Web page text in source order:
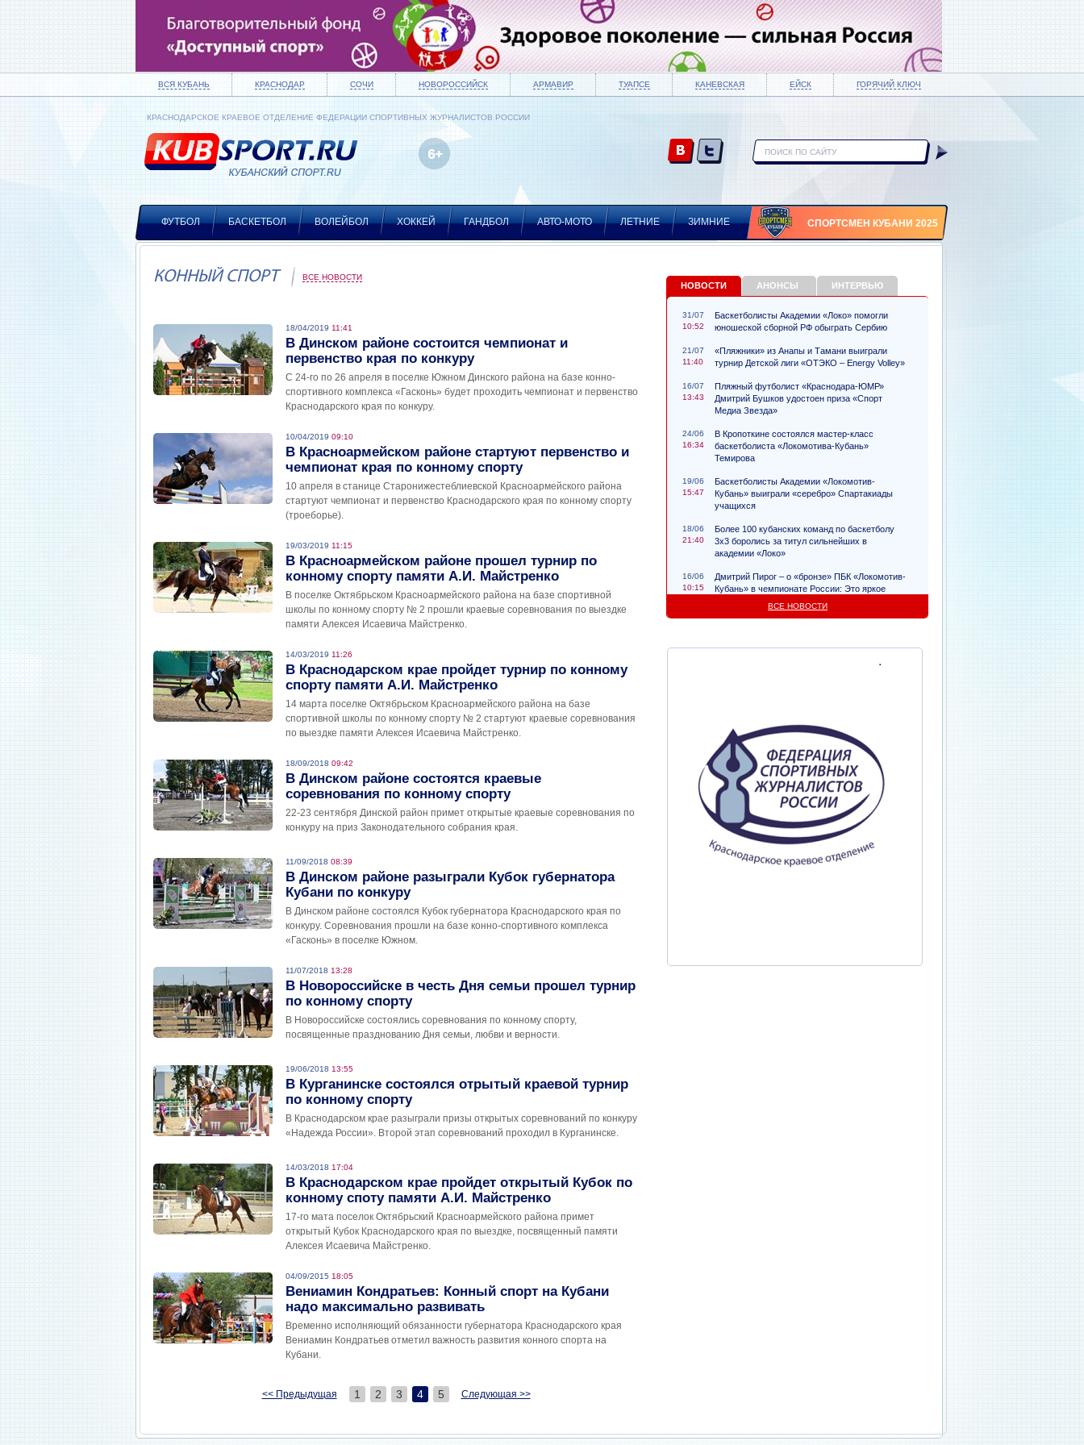
ВСЯ КУБАНЬ КРАСНОДАР СОЧИ НОВОРОССИЙСК АРМАВИР ТУАПСЕ КАНЕВСКАЯ ЕЙСК ГОРЯЧИЙ КЛЮЧ
КРАСНОДАРСКОЕ КРАЕВОЕ ОТДЕЛЕНИЕ ФЕДЕРАЦИИ СПОРТИВНЫХ ЖУРНАЛИСТОВ РОССИИ
ФУТБОЛ БАСКЕТБОЛ ВОЛЕЙБОЛ ХОККЕЙ ГАНДБОЛ АВТО-МОТО ЛЕТНИЕ ЗИМНИЕ СПОРТСМЕН КУБАНИ 2025
КОННЫЙ СПОРТ ВСЕ НОВОСТИ
18/04/2019 11:41
В Динском районе состоится чемпионат и
первенство края по конкуру
С 24-го по 26 апреля в поселке Южном Динского района на базе конно-
спортивного комплекса «Гасконь» будет проходить чемпионат и первенство
Краснодарского края по конкуру.
10/04/2019 09:10
В Красноармейском районе стартуют первенство и
чемпионат края по конному спорту
10 апреля в станице Старонижестеблиевской Красноармейского района
стартуют чемпионат и первенство Краснодарского края по конному спорту
(троеборье).
19/03/2019 11:15
В Красноармейском районе прошел турнир по
конному спорту памяти А.И. Майстренко
В поселке Октябрьском Красноармейского района на базе спортивной
школы по конному спорту № 2 прошли краевые соревнования по выездке
памяти Алексея Исаевича Майстренко.
14/03/2019 11:26
В Краснодарском крае пройдет турнир по конному
спорту памяти А.И. Майстренко
14 марта поселке Октябрьском Красноармейского района на базе
спортивной школы по конному спорту № 2 стартуют краевые соревнования
по выездке памяти Алексея Исаевича Майстренко.
18/09/2018 09:42
В Динском районе состоятся краевые
соревнования по конному спорту
22-23 сентября Динской район примет открытые краевые соревнования по
конкуру на приз Законодательного собрания края.
11/09/2018 08:39
В Динском районе разыграли Кубок губернатора
Кубани по конкуру
В Динском районе состоялся Кубок губернатора Краснодарского края по
конкуру. Соревнования прошли на базе конно-спортивного комплекса
«Гасконь» в поселке Южном.
11/07/2018 13:28
В Новороссийске в честь Дня семьи прошел турнир
по конному спорту
В Новороссийске состоялись соревнования по конному спорту,
посвященные празднованию Дня семьи, любви и верности.
19/06/2018 13:55
В Курганинске состоялся отрытый краевой турнир
по конному спорту
В Краснодарском крае разыграли призы открытых соревнований по конкуру
«Надежда России». Второй этап соревнований проходил в Курганинске.
14/03/2018 17:04
В Краснодарском крае пройдет открытый Кубок по
конному споту памяти А.И. Майстренко
17-го мата поселок Октябрьский Красноармейского района примет
открытый Кубок Краснодарского края по выездке, посвященный памяти
Алексея Исаевича Майстренко.
04/09/2015 18:05
Вениамин Кондратьев: Конный спорт на Кубани
надо максимально развивать
Временно исполняющий обязанности губернатора Краснодарского края
Вениамин Кондратьев отметил важность развития конного спорта на
Кубани.
<< Предыдущая 1 2 3 4 5 Следующая >>
НОВОСТИ АНОНСЫ ИНТЕРВЬЮ
31/07
10:52
Баскетболисты Академии «Локо» помогли
юношеской сборной РФ обыграть Сербию
21/07
11:40
«Пляжники» из Анапы и Тамани выиграли
турнир Детской лиги «ОТЭКО – Energy Volley»
16/07
13:43
Пляжный футболист «Краснодара-ЮМР»
Дмитрий Бушков удостоен приза «Спорт
Медиа Звезда»
24/06
16:34
В Кропоткине состоялся мастер-класс
баскетболиста «Локомотива-Кубань»
Темирова
19/06
15:47
Баскетболисты Академии «Локомотив-
Кубань» выиграли «серебро» Спартакиады
учащихся
18/06
21:40
Более 100 кубанских команд по баскетболу
3х3 боролись за титул сильнейших в
академии «Локо»
16/06
10:15
Дмитрий Пирог – о «бронзе» ПБК «Локомотив-
Кубань» в чемпионате России: Это яркое
ВСЕ НОВОСТИ